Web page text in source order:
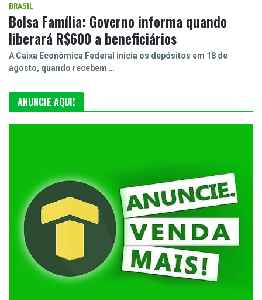
BRASIL
Bolsa Família: Governo informa quando
liberará R$600 a beneficiários
A Caixa Econômica Federal inicia os depósitos em 18 de
agosto, quando recebem …
ANUNCIE AQUI!